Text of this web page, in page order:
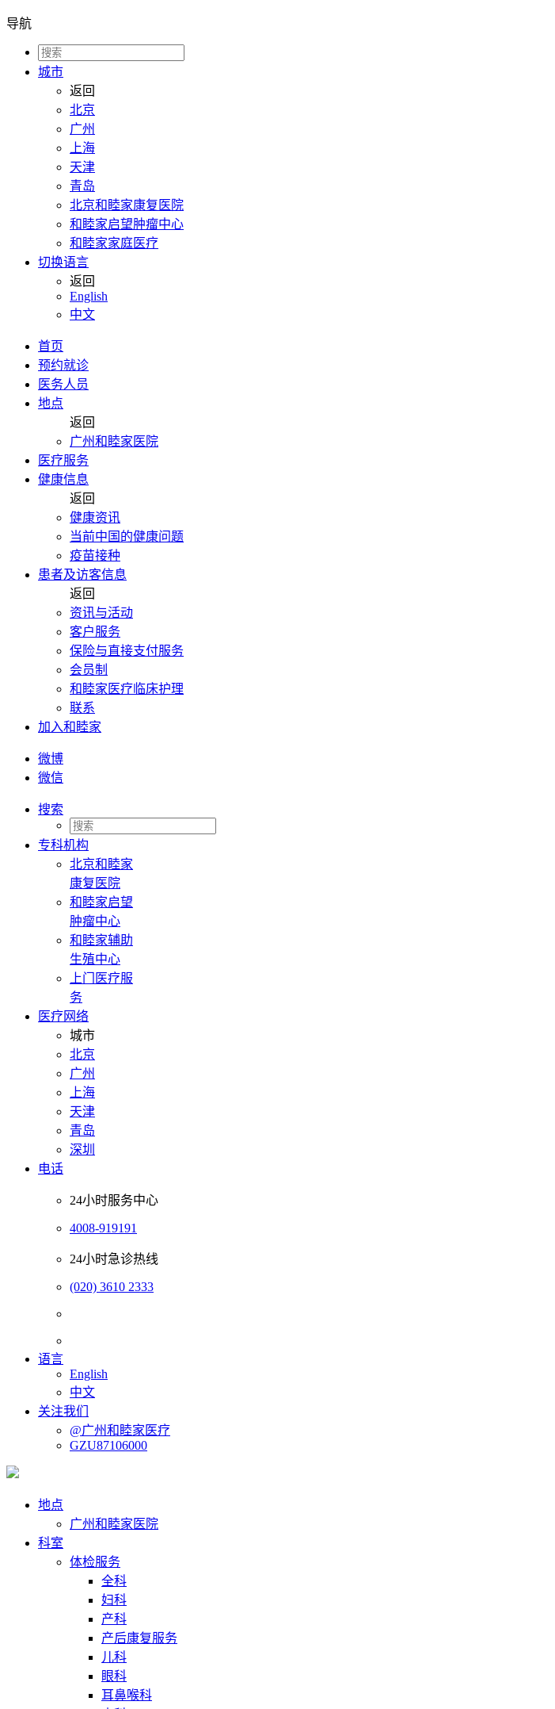
导航
城市
返回
北京
广州
上海
天津
青岛
北京和睦家康复医院
和睦家启望肿瘤中心
和睦家家庭医疗
切换语言
返回
English
中文
首页
预约就诊
医务人员
地点
返回
广州和睦家医院
医疗服务
健康信息
返回
健康资讯
当前中国的健康问题
疫苗接种
患者及访客信息
返回
资讯与活动
客户服务
保险与直接支付服务
会员制
和睦家医疗临床护理
联系
加入和睦家
微博
微信
搜索
专科机构
北京和睦家
康复医院
和睦家启望
肿瘤中心
和睦家辅助
生殖中心
上门医疗服
务
医疗网络
城市
北京
广州
上海
天津
青岛
深圳
电话
24小时服务中心
4008-919191
24小时急诊热线
(020) 3610 2333
语言
English
中文
关注我们
@广州和睦家医疗
GZU87106000
地点
广州和睦家医院
科室
体检服务
全科
妇科
产科
产后康复服务
儿科
眼科
耳鼻喉科